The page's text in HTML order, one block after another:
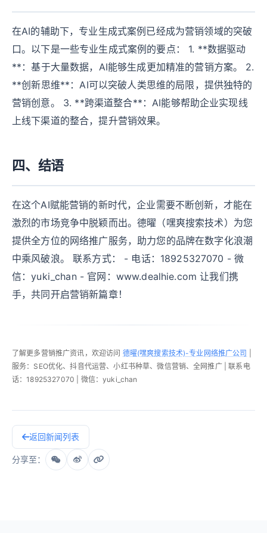
在AI的辅助下，专业生成式案例已经成为营销领域的突破
口。以下是一些专业生成式案例的要点： 1. **数据驱动
**：基于大量数据，AI能够生成更加精准的营销方案。 2.
**创新思维**：AI可以突破人类思维的局限，提供独特的
营销创意。 3. **跨渠道整合**：AI能够帮助企业实现线
上线下渠道的整合，提升营销效果。
四、结语
在这个AI赋能营销的新时代，企业需要不断创新，才能在
激烈的市场竞争中脱颖而出。德曜（嘿爽搜索技术）为您
提供全方位的网络推广服务，助力您的品牌在数字化浪潮
中乘风破浪。 联系方式： - 电话：18925327070 - 微
信：yuki_chan - 官网：www.dealhie.com 让我们携
手，共同开启营销新篇章！
了解更多营销推广资讯，欢迎访问 德曜(嘿爽搜索技术)-专业网络推广公司
服务：SEO优化、抖音代运营、小红书种草、微信营销、全网推广 | 联系电
话：18925327070 | 微信：yuki_chan
返回新闻列表
分享至：